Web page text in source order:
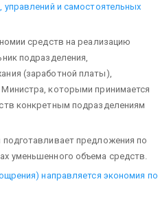
и самостоятельных
средств на реализацию
подразделения,
(заработной платы),
которыми принимается
конкретным подразделениям
предложения по
уменьшенного объема средств.
направляется экономия по